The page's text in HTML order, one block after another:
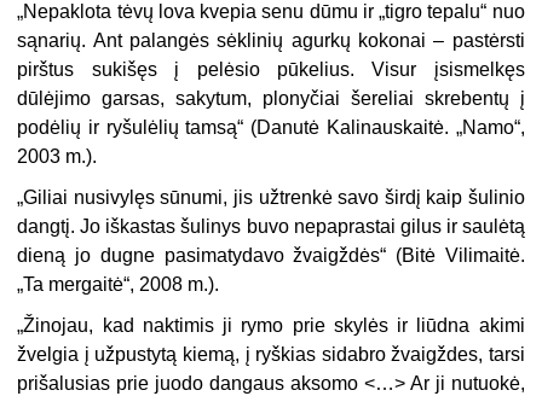
„Nepaklota tėvų lova kvepia senu dūmu ir „tigro tepalu“ nuo
sąnarių. Ant palangės sėklinių agurkų kokonai – pastėrsti
pirštus sukišęs į pelėsio pūkelius. Visur įsismelkęs
dūlėjimo garsas, sakytum, plonyčiai šereliai skrebentų į
podėlių ir ryšulėlių tamsą“ (Danutė Kalinauskaitė. „Namo“,
2003 m.).
„Giliai nusivylęs sūnumi, jis užtrenkė savo širdį kaip šulinio
dangtį. Jo iškastas šulinys buvo nepaprastai gilus ir saulėtą
dieną jo dugne pasimatydavo žvaigždės“ (Bitė Vilimaitė.
„Ta mergaitė“, 2008 m.).
„Žinojau, kad naktimis ji rymo prie skylės ir liūdna akimi
žvelgia į užpustytą kiemą, į ryškias sidabro žvaigždes, tarsi
prišalusias prie juodo dangaus aksomo <…> Ar ji nutuokė,